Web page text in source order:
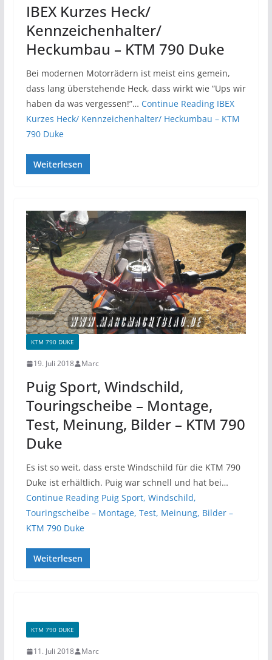
IBEX Kurzes Heck/
Kennzeichenhalter/
Heckumbau – KTM 790 Duke
Bei modernen Motorrädern ist meist eins gemein,
dass lang überstehende Heck, dass wirkt wie “Ups wir
haben da was vergessen!”… Continue ReadingIBEX
Kurzes Heck/ Kennzeichenhalter/ Heckumbau – KTM
790 Duke
Weiterlesen
KTM 790 DUKE
19. Juli 2018 Marc
Puig Sport, Windschild,
Touringscheibe – Montage,
Test, Meinung, Bilder – KTM 790
Duke
Es ist so weit, dass erste Windschild für die KTM 790
Duke ist erhältlich. Puig war schnell und hat bei…
Continue ReadingPuig Sport, Windschild,
Touringscheibe – Montage, Test, Meinung, Bilder –
KTM 790 Duke
Weiterlesen
KTM 790 DUKE
11. Juli 2018 Marc